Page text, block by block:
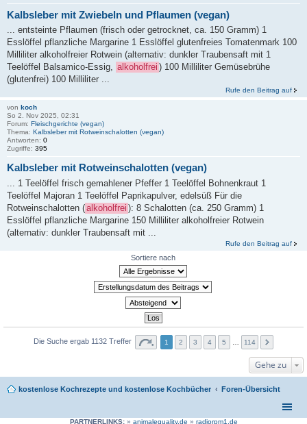
Kalbsleber mit Zwiebeln und Pflaumen (vegan)
... entsteinte Pflaumen (frisch oder getrocknet, ca. 150 Gramm) 1
Esslöffel pflanzliche Margarine 1 Esslöffel glutenfreies Tomatenmark 100
Milliliter alkoholfreier Rotwein (alternativ: dunkler Traubensaft mit 1
Teelöffel Balsamico-Essig, alkoholfrei ) 100 Milliliter Gemüsebrühe
(glutenfrei) 100 Milliliter ...
Rufe den Beitrag auf
von koch
So 2. Nov 2025, 02:31
Forum: Fleischgerichte (vegan)
Thema: Kalbsleber mit Rotweinschalotten (vegan)
Antworten: 0
Zugriffe: 395
Kalbsleber mit Rotweinschalotten (vegan)
... 1 Teelöffel frisch gemahlener Pfeffer 1 Teelöffel Bohnenkraut 1
Teelöffel Majoran 1 Teelöffel Paprikapulver, edelsüß Für die
Rotweinschalotten (alkoholfrei ): 8 Schalotten (ca. 250 Gramm) 1
Esslöffel pflanzliche Margarine 150 Milliliter alkoholfreier Rotwein
(alternativ: dunkler Traubensaft mit ...
Rufe den Beitrag auf
Sortiere nach
Die Suche ergab 1132 Treffer 1 2 3 4 5 114
Gehe zu
kostenlose Kochrezepte und kostenlose Kochbücher Foren-Übersicht
PARTNERLINKS:» animalequality.de » radiorpm1.de